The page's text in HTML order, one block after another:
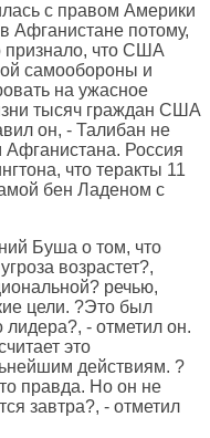
с правом Америки
Афганистане потому,
признало, что США
самообороны и
на ужасное
тысяч граждан США
он, - Талибан не
Россия
что теракты 11
бен Ладеном с
Буша о том, что
возрастет?,
речью,
цели. ?Это был
лидера?, - отметил он.
это
действиям. ?
правда. Но он не
завтра?, - отметил